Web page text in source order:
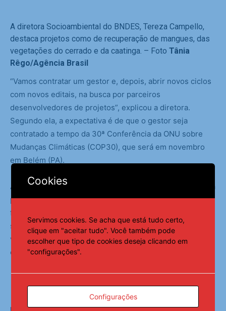
A diretora Socioambiental do BNDES, Tereza Campello,
destaca projetos como de recuperação de mangues, das
vegetações do cerrado e da caatinga. – Foto Tânia
Rêgo/Agência Brasil
“Vamos contratar um gestor e, depois, abrir novos ciclos
com novos editais, na busca por parceiros
desenvolvedores de projetos”, explicou a diretora.
Segundo ela, a expectativa é de que o gestor seja
contratado a tempo da 30ª Conferência da ONU sobre
Mudanças Climáticas (COP30), que será em novembro
em Belém (PA).
Ainda no âmbito da segunda edição do Floresta Viva, está
prevista a implementação de um programa específico de
formação e mentoria para pelo menos 20 organizações
sociais, colocando em prática o conteúdo teórico
visando, em especial, proteger, monitorar e reintroduzir
espécies nativas.
Impactos positivos
Cookies
Servimos cookies. Se acha que está tudo certo,
clique em "aceitar tudo". Você também pode
escolher que tipo de cookies deseja clicando em
"configurações".
Configurações